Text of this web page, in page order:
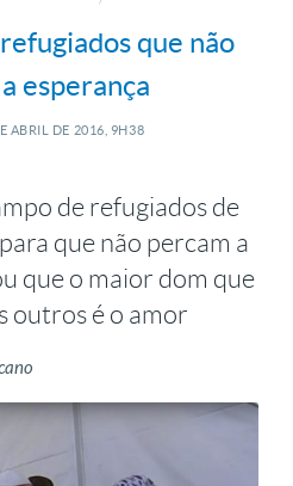
que não
esperança
ABRIL DE 2016, 9H38
de refugiados de
que não percam a
que o maior dom que
outros é o amor